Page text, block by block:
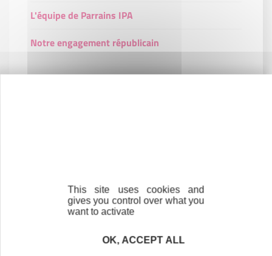
L'équipe de Parrains IPA
Notre engagement républicain
Trouvez à qui vous adresser
This site uses cookies and
gives you control over what you
want to activate
OK, ACCEPT ALL